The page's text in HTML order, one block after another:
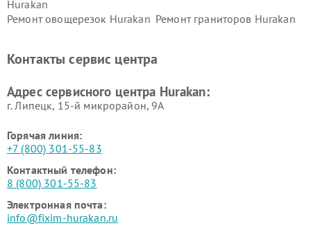
Hurakan
Ремонт овощерезок Hurakan Ремонт граниторов Hurakan
Hurakan
Контакты сервис центра
Адрес сервисного центра Hurakan:
г. Липецк, 15-й микрорайон, 9А
Горячая линия:
+7 (800) 301-55-83
Контактный телефон:
8 (800) 301-55-83
Электронная почта:
info@fixim-hurakan.ru